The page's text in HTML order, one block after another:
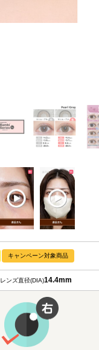
キャンペーン対象商品
レンズ直径(DIA)14.4mm